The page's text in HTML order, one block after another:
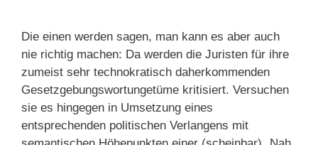
Die einen werden sagen, man kann es aber auch
nie richtig machen: Da werden die Juristen für ihre
zumeist sehr technokratisch daherkommenden
Gesetzgebungswortungetüme kritisiert. Versuchen
sie es hingegen in Umsetzung eines
entsprechenden politischen Verlangens mit